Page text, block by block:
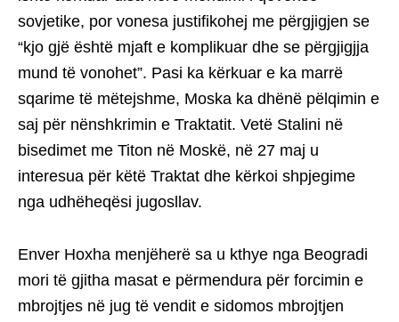
sovjetike, por vonesa justifikohej me përgjigjen se
“kjo gjë është mjaft e komplikuar dhe se përgjigjja
mund të vonohet”. Pasi ka kërkuar e ka marrë
sqarime të mëtejshme, Moska ka dhënë pëlqimin e
saj për nënshkrimin e Traktatit. Vetë Stalini në
bisedimet me Titon në Moskë, në 27 maj u
interesua për këtë Traktat dhe kërkoi shpjegime
nga udhëheqësi jugosllav.
Enver Hoxha menjëherë sa u kthye nga Beogradi
mori të gjitha masat e përmendura për forcimin e
mbrojtjes në jug të vendit e sidomos mbrojtjen